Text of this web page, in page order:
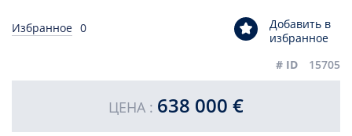
Избранное 0
Добавить в
избранное
# ID
15705
ЦЕНА : 638 000 €